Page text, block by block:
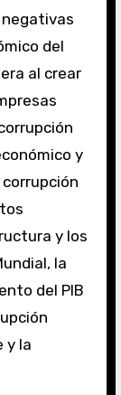
del
al crear
y
y los
la
del PIB
y la